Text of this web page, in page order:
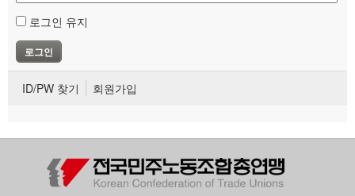
로그인 유지
ID/PW 찾기 회원가입